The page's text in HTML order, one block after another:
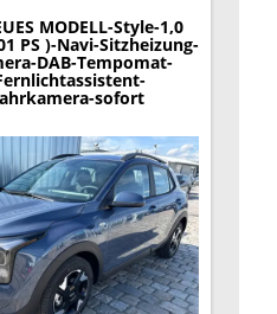
MODELL-Style-1,0
PS )-Navi-Sitzheizung-
DAB-Tempomat-
sofort